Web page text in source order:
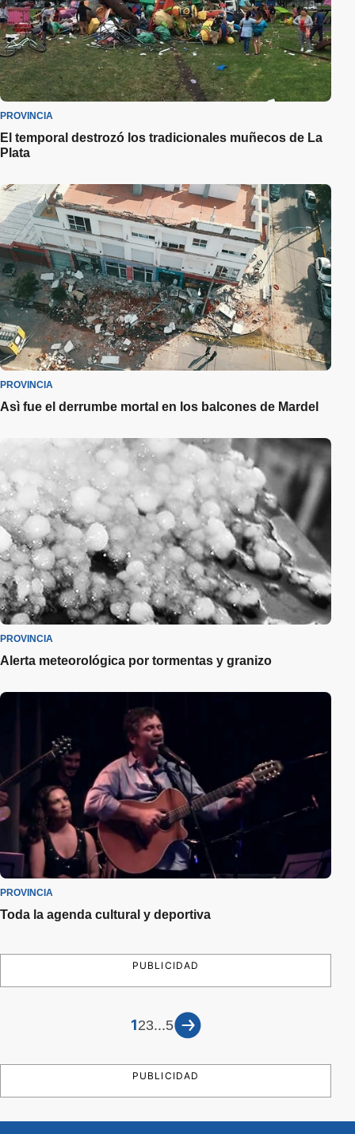
PROVINCIA
El temporal destrozó los tradicionales muñecos de La
Plata
PROVINCIA
Asì fue el derrumbe mortal en los balcones de Mardel
PROVINCIA
Alerta meteorológica por tormentas y granizo
PROVINCIA
Toda la agenda cultural y deportiva
PUBLICIDAD
123...5
PUBLICIDAD